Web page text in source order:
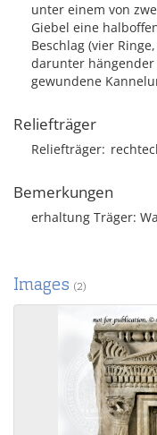
unter einem von
Giebel eine
Beschlag (vier
darunter hängender
gewundene
Reliefträger
Reliefträger
Bemerkungen
erhaltung Träger:
Images (2)